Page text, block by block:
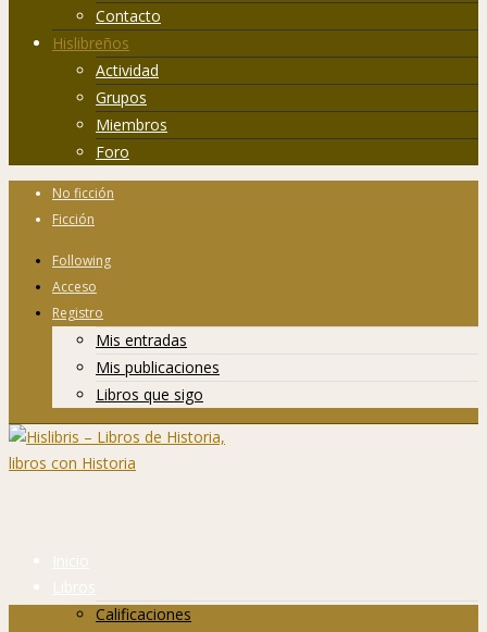
Contacto
Hislibreños
Actividad
Grupos
Miembros
Foro
No ficción
Ficción
Following
Acceso
Registro
Mis entradas
Mis publicaciones
Libros que sigo
Inicio
Libros
Calificaciones